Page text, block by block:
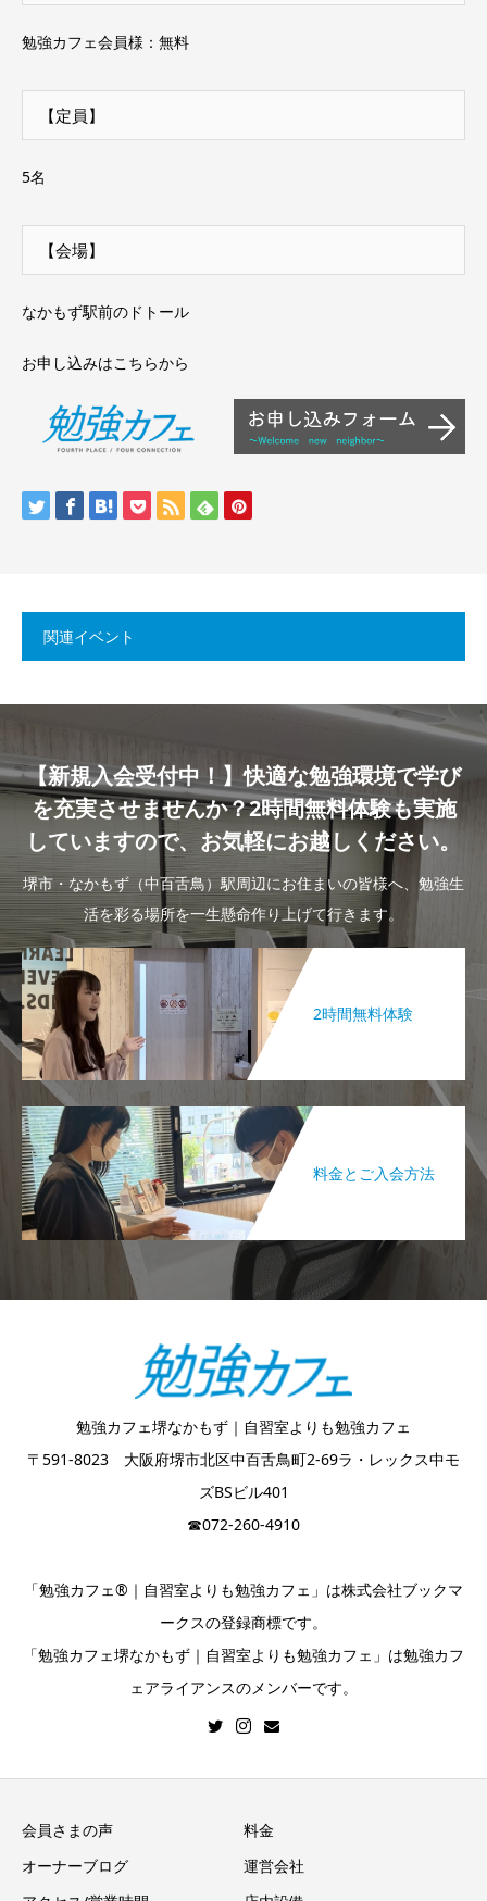
勉強カフェ会員様：無料
【定員】
5名
【会場】
なかもず駅前のドトール
お申し込みはこちらから
関連イベント
【新規入会受付中！】快適な勉強環境で学び
を充実させませんか？2時間無料体験も実施
していますので、お気軽にお越しください。
堺市・なかもず（中百舌鳥）駅周辺にお住まいの皆様へ、勉強生
活を彩る場所を一生懸命作り上げて行きます。
2時間無料体験
料金とご入会方法
勉強カフェ堺なかもず｜自習室よりも勉強カフェ
〒591-8023 大阪府堺市北区中百舌鳥町2-69ラ・レックス中モ
ズBSビル401
☎︎072-260-4910
「勉強カフェ®｜自習室よりも勉強カフェ」は株式会社ブックマ
ークスの登録商標です。
「勉強カフェ堺なかもず｜自習室よりも勉強カフェ」は勉強カフ
ェアライアンスのメンバーです。
会員さまの声
料金
オーナーブログ
運営会社